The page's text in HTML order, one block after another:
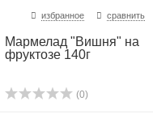
избранное сравнить
Мармелад "Вишня" на
фруктозе 140г
(0)